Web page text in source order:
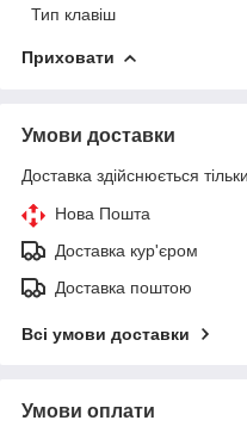
Тип клавіш
Приховати
Умови доставки
Доставка здійснюється
Нова Пошта
Доставка кур'єром
Доставка поштою
Всі умови доставки
Умови оплати